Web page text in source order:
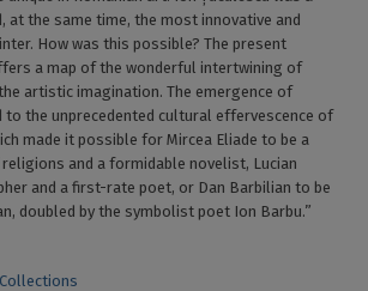
at the same time, the most innovative and
How was this possible? The present
a map of the wonderful intertwining of
artistic imagination. The emergence of
to the unprecedented cultural effervescence of
made it possible for Mircea Eliade to be a
and a formidable novelist, Lucian
and a first-rate poet, or Dan Barbilian to be
doubled by the symbolist poet Ion Barbu.”
Collections